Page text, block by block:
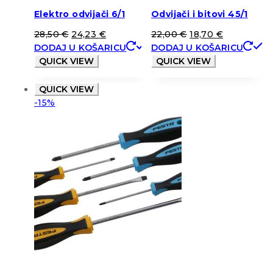
Elektro odvijači 6/1
28,50€ 24,23 €
DODAJ U KOŠARICU
QUICK VIEW
Odvijači i bitovi 45/1
22,00€ 18,70 €
DODAJ U KOŠARICU
QUICK VIEW
QUICK VIEW
-15%